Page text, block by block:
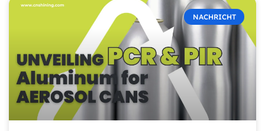
NACHRICHT